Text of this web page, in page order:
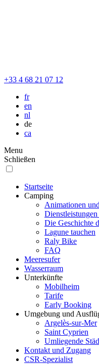
+33 4 68 21 07 12
fr
en
nl
de
ca
Menu
Schließen
Startseite
Camping
Animationen
Die Geschichte
Lagune tauchen
Raly Bike
FAQ
Meeresufer
Wasserraum
Unterkünfte
Mobilheim
Tarife
Early Booking
Umgebung und
Argelès-sur-Mer
Saint Cyprien
Umliegende
Kontakt und Zugang
CSR-Spezialist